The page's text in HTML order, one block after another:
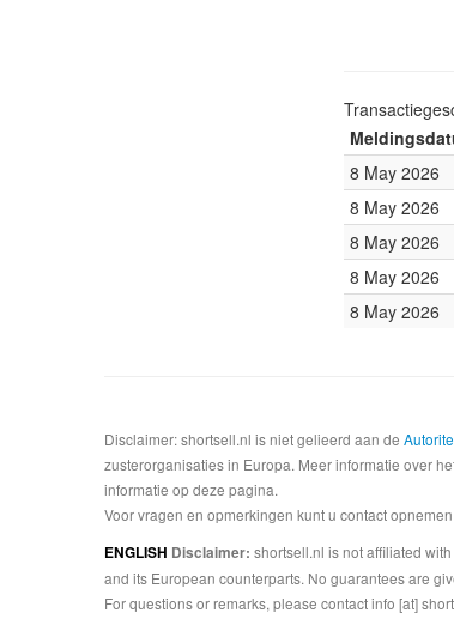
8 May 2026
8 May 2026
8 May 2026
8 May 2026
8 May 2026
Disclaimer: shortsell.nl is niet gelieerd aan de
zusterorganisaties in Europa. Meer informatie over
informatie op deze pagina.
Voor vragen en opmerkingen kunt u contact
ENGLISH Disclaimer: shortsell.nl is not affiliated
and its European counterparts. No guarantees are
For questions or remarks, please contact info [at]